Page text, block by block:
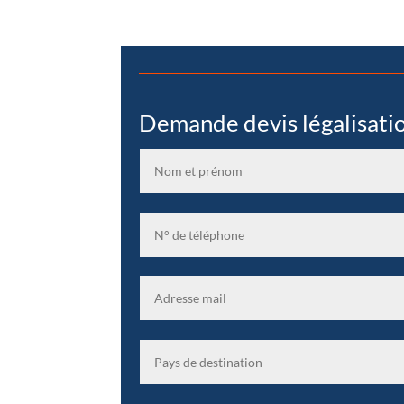
Demande devis